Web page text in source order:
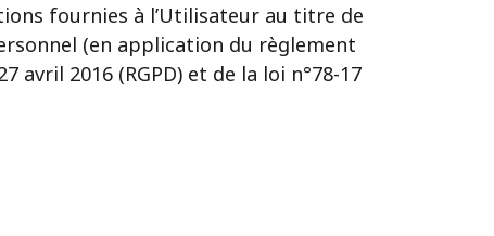
fournies à l’Utilisateur au titre de
(en application du règlement
avril 2016 (RGPD) et de la loi n°78-17